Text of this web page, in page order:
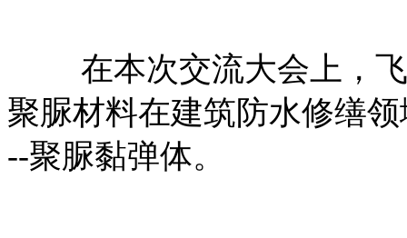
在本次交流大会上，飞
聚脲材料在建筑防水修缮
--聚脲黏弹体。